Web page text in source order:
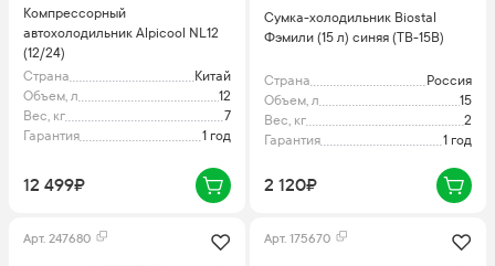
Компрессорный
автохолодильник Alpicool NL12
(12/24)
Страна
Китай
Объем, л
12
Вес, кг
7
Гарантия
1 год
12 499₽
Сумка-холодильник Biostal
Фэмили (15 л) синяя (TВ-15В)
Страна
Россия
Объем, л
15
Вес, кг
2
Гарантия
1 год
2 120₽
Арт. 247680 Арт. 175670